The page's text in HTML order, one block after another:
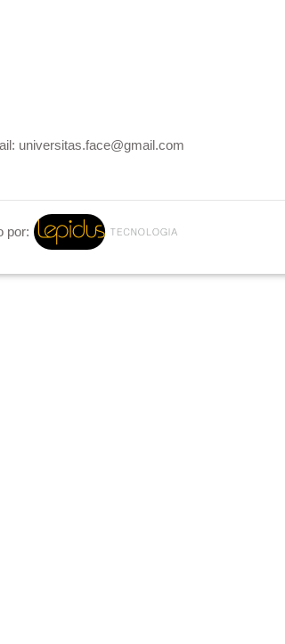
universitas.face@gmail.com
por: